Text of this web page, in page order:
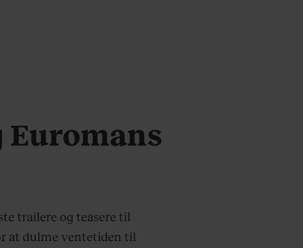
Euromans
trailere og teasere til
at dulme ventetiden til